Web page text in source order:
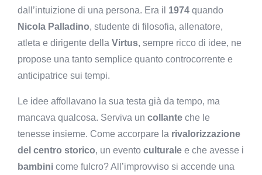
dall’intuizione di una persona. Era il 1974 quando
Nicola Palladino, studente di filosofia, allenatore,
atleta e dirigente della Virtus, sempre ricco di idee, ne
propose una tanto semplice quanto controcorrente e
anticipatrice sui tempi.
Le idee affollavano la sua testa già da tempo, ma
mancava qualcosa. Serviva un collante che le
tenesse insieme. Come accorpare la rivalorizzazione
del centro storico, un evento culturale e che avesse i
bambini come fulcro? All’improvviso si accende una